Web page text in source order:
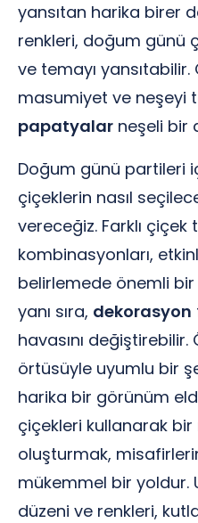
yansıtan harika birer
renkleri, doğum günü
ve temayı yansıtabilir.
masumiyet ve neşeyi
papatyalar neşeli bir
Doğum günü partileri
çiçeklerin nasıl
vereceğiz. Farklı çiçek
kombinasyonları,
belirlemede önemli
yanı sıra, dekorasyon
havasını
örtüsüyle uyumlu bir
harika bir görünüm
çiçekleri kullanarak bir
oluşturmak,
mükemmel bir yoldur.
düzeni ve renkleri,